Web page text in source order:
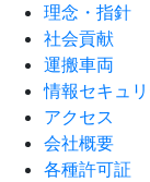
理念・指針
社会貢献
運搬車両
情報セキュ
アクセス
会社概要
各種許可証